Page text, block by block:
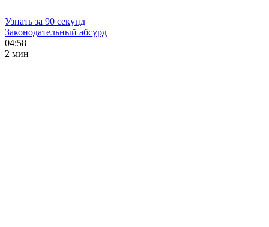
Узнать за 90 секунд
Законодательный абсурд
04:58
2 мин